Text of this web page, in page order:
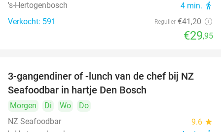
's-Hertogenbosch 4 min. directions_walk
Verkocht: 591 Regulier €41,20
€29,95
46%
3-gangendiner of -lunch van de chef bij NZ
Seafoodbar in hartje Den Bosch
Morgen Di Wo
Do
NZ Seafoodbar
9.6 star